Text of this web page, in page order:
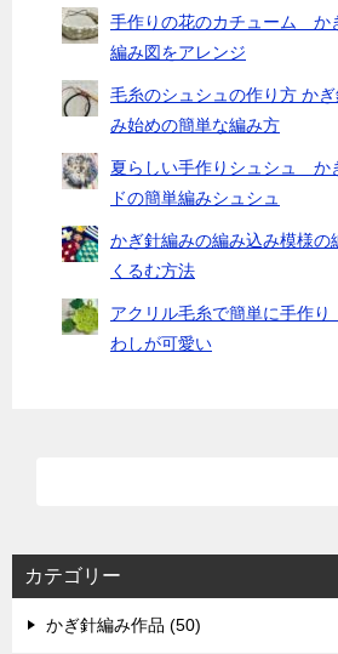
手作りの花のカチューム か
編み図をアレンジ
毛糸のシュシュの作り方 か
み始めの簡単な編み方
夏らしい手作りシュシュ か
ドの簡単編みシュシュ
かぎ針編みの編み込み模様
くるむ方法
アクリル毛糸で簡単に手作
わしが可愛い
カテゴリー
かぎ針編み作品 (50)